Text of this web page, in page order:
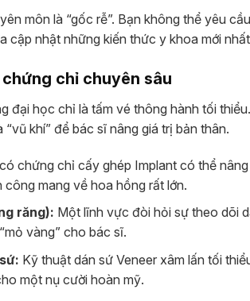
môn là “gốc rễ”. Bạn không thể yêu
cập nhật những kiến thức y khoa mới
chứng chỉ chuyên sâu
đại học chỉ là tấm vé thông hành tối
khí” để bác sĩ nâng giá trị bản thân.
chứng chỉ cấy ghép Implant có thể
công mang về hoa hồng rất lớn.
răng): Một lĩnh vực đòi hỏi sự theo dõi
vàng” cho bác sĩ.
Kỹ thuật dán sứ Veneer xâm lấn tối
một nụ cười hoàn mỹ.